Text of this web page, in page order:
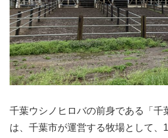
千葉ウシノヒロバの前身である「千
は、千葉市が運営する牧場として、